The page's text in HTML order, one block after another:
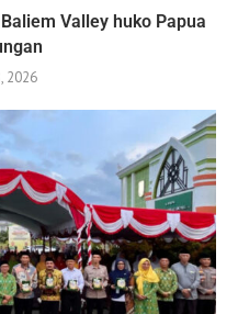
Valley huko Papua
2026